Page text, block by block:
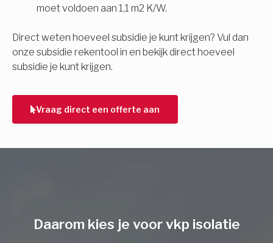
moet voldoen aan 1,1 m2 K/W.
Direct weten hoeveel subsidie je kunt krijgen? Vul dan
onze subsidie rekentool in en bekijk direct hoeveel
subsidie je kunt krijgen.
Vraag direct een offerte aan
Vorige
Daarom kies je voor vkp isolatie